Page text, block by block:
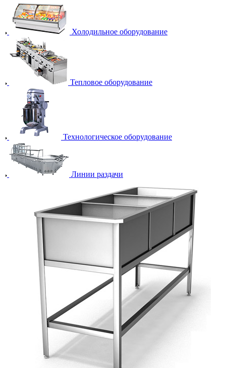
Холодильное оборудование
Тепловое оборудование
Технологическое оборудование
Линии раздачи